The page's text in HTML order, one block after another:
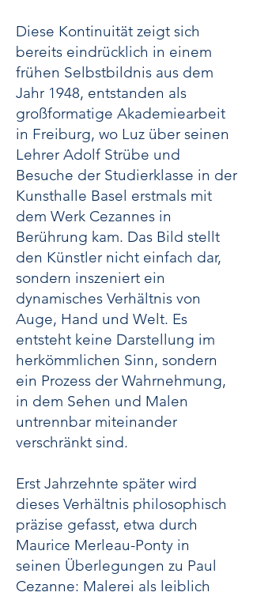
Diese Kontinuität zeigt sich
bereits eindrücklich in einem
frühen Selbstbildnis aus dem
Jahr 1948, entstanden als
großformatige Akademiearbeit
in Freiburg, wo Luz über seinen
Lehrer Adolf Strübe und
Besuche der Studierklasse in der
Kunsthalle Basel erstmals mit
dem Werk Cezannes in
Berührung kam. Das Bild stellt
den Künstler nicht einfach dar,
sondern inszeniert ein
dynamisches Verhältnis von
Auge, Hand und Welt. Es
entsteht keine Darstellung im
herkömmlichen Sinn, sondern
ein Prozess der Wahrnehmung,
in dem Sehen und Malen
untrennbar miteinander
verschränkt sind.
Erst Jahrzehnte später wird
dieses Verhältnis philosophisch
präzise gefasst, etwa durch
Maurice Merleau-Ponty in
seinen Überlegungen zu Paul
Cezanne: Malerei als leiblich